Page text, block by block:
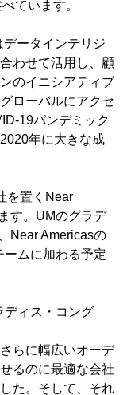
ています。
ータインテリジ
わせて活用し、顧
のイニシアティブ
ローバルにアクセ
19パンデミック
年に大きな成
を置くNear
す。UMのグラデ
Near Americasの
ムに加わる予定
ディス・コング
らに幅広いオーデ
るのに最適な会社
た。そして、それ